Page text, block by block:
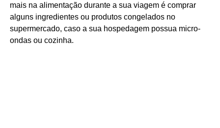
mais na alimentação durante a sua viagem é comprar
alguns ingredientes ou produtos congelados no
supermercado, caso a sua hospedagem possua micro-
ondas ou cozinha.